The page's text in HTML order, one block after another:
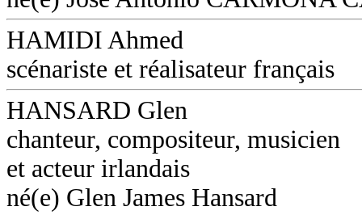
HAMIDI Ahmed
scénariste et réalisateur français
HANSARD Glen
chanteur, compositeur, musicien
et acteur irlandais
né(e) Glen James Hansard